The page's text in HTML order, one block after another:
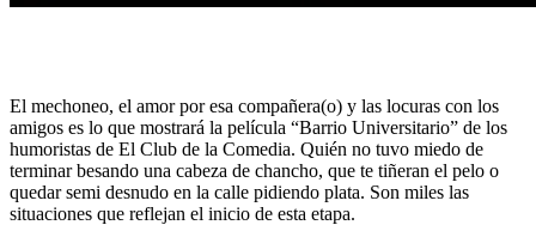
El mechoneo, el amor por esa compañera(o) y las locuras con los
amigos es lo que mostrará la película “Barrio Universitario” de los
humoristas de El Club de la Comedia. Quién no tuvo miedo de
terminar besando una cabeza de chancho, que te tiñeran el pelo o
quedar semi desnudo en la calle pidiendo plata. Son miles las
situaciones que reflejan el inicio de esta etapa.